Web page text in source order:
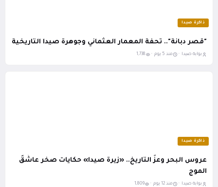
ذاكرة صيدا
"قصر دبانة".. تحفة المعمار العثماني وجوهرة صيدا التاريخية
بوابة صيدا · منذ 5 يوم · 1,738
ذاكرة صيدا
عروس البحر وعزُ التاريخ.. «زيرة صيدا» حكايات صخر عاشَقَ
الموج
بوابة صيدا · منذ 12 يوم · 1,809